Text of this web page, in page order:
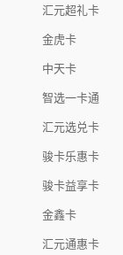
汇元超礼卡
金虎卡
中天卡
智选一卡通
汇元选兑卡
骏卡乐惠卡
骏卡益享卡
金鑫卡
汇元通惠卡